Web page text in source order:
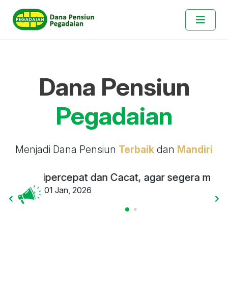
Dana Pensiun
Pegadaian
Menjadi Dana Pensiun Terbaik dan Mandiri
Dipercepat dan Cacat, agar segera
01 Jan, 2026